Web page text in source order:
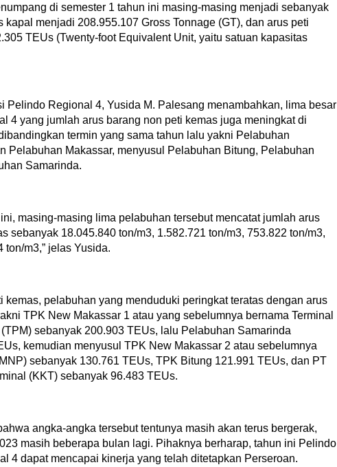
di semester 1 tahun ini masing-masing menjadi sebanyak
kapal menjadi 208.955.107 Gross Tonnage (GT), dan arus peti
TEUs (Twenty-foot Equivalent Unit, yaitu satuan kapasitas
Pelindo Regional 4, Yusida M. Palesang menambahkan, lima besar
4 yang jumlah arus barang non peti kemas juga meningkat di
termin yang sama tahun lalu yakni Pelabuhan
Pelabuhan Makassar, menyusul Pelabuhan Bitung, Pelabuhan
Samarinda.
masing-masing lima pelabuhan tersebut mencatat jumlah arus
sebanyak 18.045.840 ton/m3, 1.582.721 ton/m3, 753.822 ton/m3,
ton/m3,” jelas Yusida.
kemas, pelabuhan yang menduduki peringkat teratas dengan arus
TPK New Makassar 1 atau yang sebelumnya bernama Terminal
sebanyak 200.903 TEUs, lalu Pelabuhan Samarinda
kemudian menyusul TPK New Makassar 2 atau sebelumnya
sebanyak 130.761 TEUs, TPK Bitung 121.991 TEUs, dan PT
(KKT) sebanyak 96.483 TEUs.
angka-angka tersebut tentunya masih akan terus bergerak,
masih beberapa bulan lagi. Pihaknya berharap, tahun ini Pelindo
4 dapat mencapai kinerja yang telah ditetapkan Perseroan.